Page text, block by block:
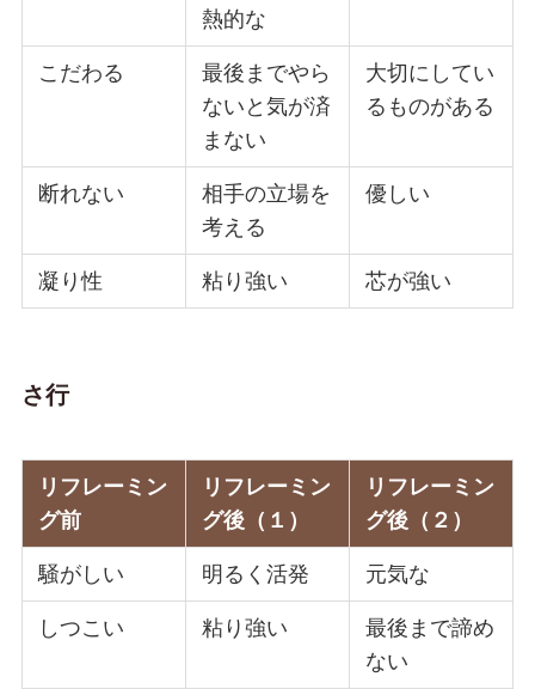
熱的な
こだわる
最後までやら
ないと気が済
まない
大切にしてい
るものがある
断れない
相手の立場を
考える
優しい
凝り性 粘り強い 芯が強い
さ行
リフレーミン
グ前
リフレーミン
グ後（１）
リフレーミン
グ後（２）
騒がしい 明るく活発 元気な
しつこい 粘り強い
最後まで諦め
ない